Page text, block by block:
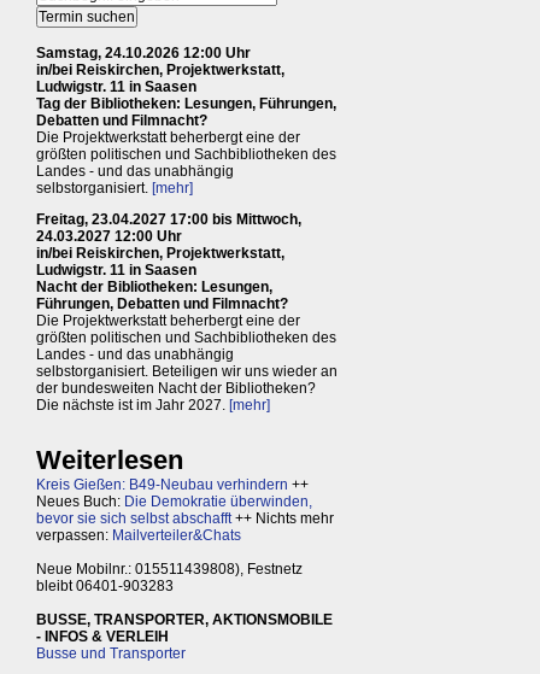
Samstag, 24.10.2026 12:00 Uhr
in/bei Reiskirchen, Projektwerkstatt,
Ludwigstr. 11 in Saasen
Tag der Bibliotheken: Lesungen, Führungen,
Debatten und Filmnacht?
Die Projektwerkstatt beherbergt eine der
größten politischen und Sachbibliotheken des
Landes - und das unabhängig
selbstorganisiert. [mehr]
Freitag, 23.04.2027 17:00 bis Mittwoch,
24.03.2027 12:00 Uhr
in/bei Reiskirchen, Projektwerkstatt,
Ludwigstr. 11 in Saasen
Nacht der Bibliotheken: Lesungen,
Führungen, Debatten und Filmnacht?
Die Projektwerkstatt beherbergt eine der
größten politischen und Sachbibliotheken des
Landes - und das unabhängig
selbstorganisiert. Beteiligen wir uns wieder an
der bundesweiten Nacht der Bibliotheken?
Die nächste ist im Jahr 2027. [mehr]
Weiterlesen
Kreis Gießen: B49-Neubau verhindern ++
Neues Buch: Die Demokratie überwinden,
bevor sie sich selbst abschafft++ Nichts mehr
verpassen: Mailverteiler&Chats
Neue Mobilnr.: 015511439808), Festnetz
bleibt 06401-903283
BUSSE, TRANSPORTER, AKTIONSMOBILE
- INFOS & VERLEIH
Busse und Transporter